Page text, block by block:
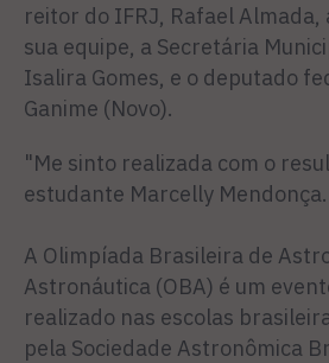
reitor do IFRJ, Rafael Almada,
sua equipe, a Secretária
Isalira Gomes, e o deputado
Ganime (Novo).
"Me sinto realizada com o
estudante Marcelly Mendonça.
A Olimpíada Brasileira de
Astronáutica (OBA) é um
realizado nas escolas
pela Sociedade Astronômica